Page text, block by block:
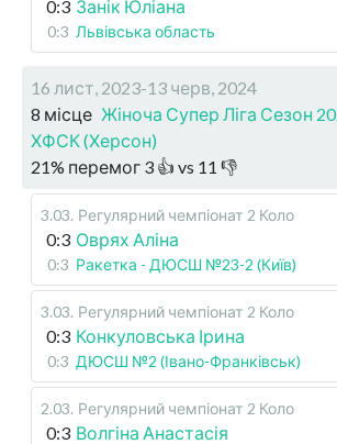
0:3 Занік Юліана
0:3 Львівська область
16 лист, 2023-13 черв, 2024
8 місце Жіноча Супер Ліга Сезон
ХФСК (Херсон)
21% перемог 3 👍 vs 11 👎
3.03. Регулярний чемпіонат 2 Коло
0:3 Оврях Аліна
0:3 Ракетка - ДЮСШ №23-2 (Київ)
3.03. Регулярний чемпіонат 2 Коло
0:3 Конкуловська Ірина
0:3 ДЮСШ №2 (Івано-Франківськ)
2.03. Регулярний чемпіонат 2 Коло
0:3 Волгіна Анастасія